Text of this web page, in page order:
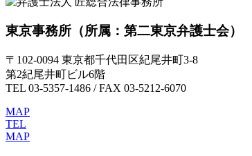
東京事務所 （所属：第二東京弁護士会）
〒102-0094 東京都千代田区紀尾井町3-8
第2紀尾井町ビル6階
TEL 03-5357-1486 / FAX 03-5212-6070
MAP
TEL
MAP